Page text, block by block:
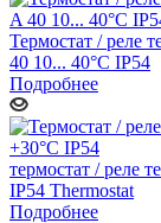
Термостат / реле
40 10... 40°C IP54
Подробнее
термостат / реле
IP54 Thermostat
Подробнее